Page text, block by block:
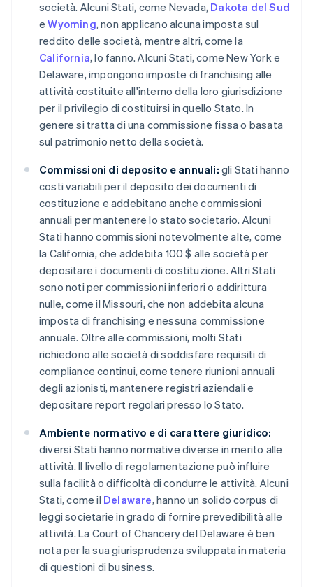
società. Alcuni Stati, come Nevada, Dakota del Sud
eWyoming, non applicano alcuna imposta sul
reddito delle società, mentre altri, come la
California, lo fanno. Alcuni Stati, come New York e
Delaware, impongono imposte di franchising alle
attività costituite all'interno della loro giurisdizione
per il privilegio di costituirsi in quello Stato. In
genere si tratta di una commissione fissa o basata
sul patrimonio netto della società.
Commissioni di deposito e annuali: gli Stati hanno
costi variabili per il deposito dei documenti di
costituzione e addebitano anche commissioni
annuali per mantenere lo stato societario. Alcuni
Stati hanno commissioni notevolmente alte, come
la California, che addebita 100 $ alle società per
depositare i documenti di costituzione. Altri Stati
sono noti per commissioni inferiori o addirittura
nulle, come il Missouri, che non addebita alcuna
imposta di franchising e nessuna commissione
annuale. Oltre alle commissioni, molti Stati
richiedono alle società di soddisfare requisiti di
compliance continui, come tenere riunioni annuali
degli azionisti, mantenere registri aziendali e
depositare report regolari presso lo Stato.
Ambiente normativo e di carattere giuridico:
diversi Stati hanno normative diverse in merito alle
attività. Il livello di regolamentazione può influire
sulla facilità o difficoltà di condurre le attività. Alcuni
Stati, come il Delaware, hanno un solido corpus di
leggi societarie in grado di fornire prevedibilità alle
attività. La Court of Chancery del Delaware è ben
nota per la sua giurisprudenza sviluppata in materia
di questioni di business.